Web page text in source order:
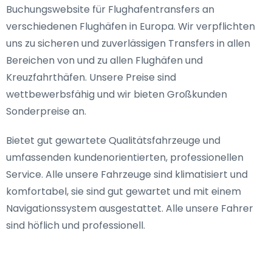
Buchungswebsite für Flughafentransfers an
verschiedenen Flughäfen in Europa. Wir verpflichten
uns zu sicheren und zuverlässigen Transfers in allen
Bereichen von und zu allen Flughäfen und
Kreuzfahrthäfen. Unsere Preise sind
wettbewerbsfähig und wir bieten Großkunden
Sonderpreise an.
Bietet gut gewartete Qualitätsfahrzeuge und
umfassenden kundenorientierten, professionellen
Service. Alle unsere Fahrzeuge sind klimatisiert und
komfortabel, sie sind gut gewartet und mit einem
Navigationssystem ausgestattet. Alle unsere Fahrer
sind höflich und professionell.